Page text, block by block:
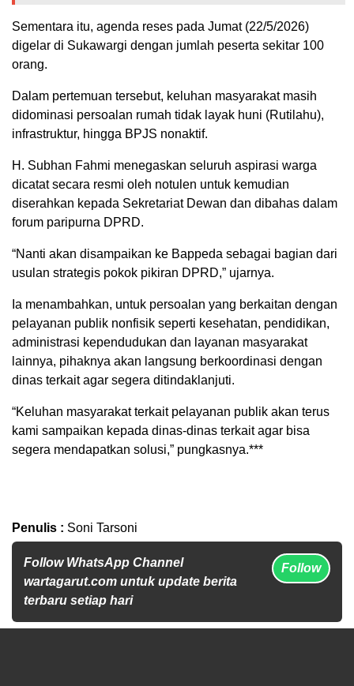
Sementara itu, agenda reses pada Jumat (22/5/2026)
digelar di Sukawargi dengan jumlah peserta sekitar 100
orang.
Dalam pertemuan tersebut, keluhan masyarakat masih
didominasi persoalan rumah tidak layak huni (Rutilahu),
infrastruktur, hingga BPJS nonaktif.
H. Subhan Fahmi menegaskan seluruh aspirasi warga
dicatat secara resmi oleh notulen untuk kemudian
diserahkan kepada Sekretariat Dewan dan dibahas dalam
forum paripurna DPRD.
“Nanti akan disampaikan ke Bappeda sebagai bagian dari
usulan strategis pokok pikiran DPRD,” ujarnya.
Ia menambahkan, untuk persoalan yang berkaitan dengan
pelayanan publik nonfisik seperti kesehatan, pendidikan,
administrasi kependudukan dan layanan masyarakat
lainnya, pihaknya akan langsung berkoordinasi dengan
dinas terkait agar segera ditindaklanjuti.
“Keluhan masyarakat terkait pelayanan publik akan terus
kami sampaikan kepada dinas-dinas terkait agar bisa
segera mendapatkan solusi,” pungkasnya.***
Penulis : Soni Tarsoni
Follow WhatsApp Channel
wartagarut.com untuk update berita
terbaru setiap hari
Follow